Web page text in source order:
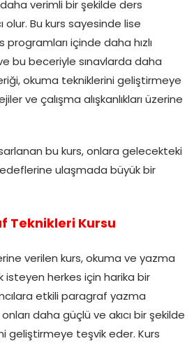
daha verimli bir şekilde ders
olur. Bu kurs sayesinde lise
içinde daha hızlı
bu beceriyle sınavlarda daha
okuma tekniklerini geliştirmeye
ve çalışma alışkanlıkları üzerine
bu kurs, onlara gelecekteki
ulaşmada büyük bir
Teknikleri Kursu
verilen kurs, okuma ve yazma
isteyen herkes için harika bir
etkili paragraf yazma
daha güçlü ve akıcı bir şekilde
geliştirmeye teşvik eder. Kurs